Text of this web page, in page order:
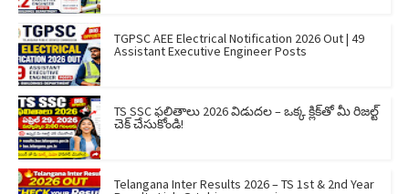
TGPSC AEE Electrical Notification 2026 Out | 49
Assistant Executive Engineer Posts
TS SSC ఫలితాలు 2026 విడుదల – ఒక్క క్లిక్‌తో మీ రిజల్ట్
చెక్ చేసుకోండి!
Telangana Inter Results 2026 – TS 1st & 2nd Year